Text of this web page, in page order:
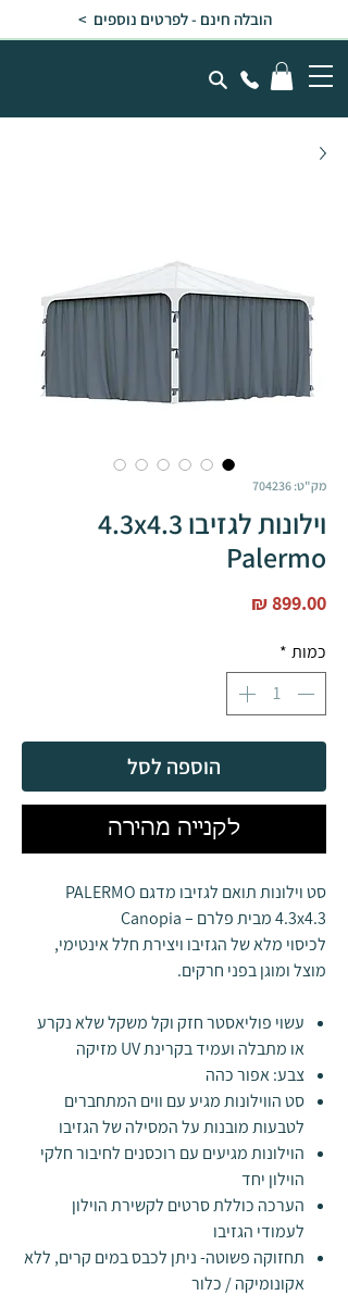
הובלה חינם - לפרטים נוספים >
מק"ט: 704236
וילונות לגזיבו 4.3x4.3
Palermo
כמות *
הוספה לסל
לקנייה מהירה
סט וילונות תואם לגזיבו מדגם PALERMO
4.3x4.3 מבית פלרם – Canopia
לכיסוי מלא של הגזיבו ויצירת חלל אינטימי,
מוצל ומוגן בפני חרקים.
עשוי פוליאסטר חזק וקל משקל שלא נקרע
או מתבלה ועמיד בקרינת UV מזיקה
צבע: אפור כהה
סט הווילונות מגיע עם ווים המתחברים
לטבעות מובנות על המסילה של הגזיבו
הוילונות מגיעים עם רוכסנים לחיבור חלקי
הוילון יחד
הערכה כוללת סרטים לקשירת הוילון
לעמודי הגזיבו
תחזוקה פשוטה- ניתן לכבס במים קרים, ללא
אקונומיקה / כלור